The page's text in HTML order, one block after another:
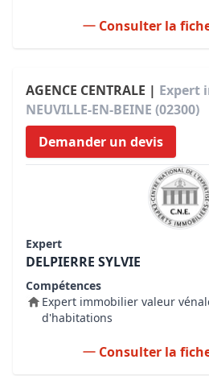
Consulter la
AGENCE CENTRALE | Expert
NEUVILLE-EN-BEINE (02300)
Demander un devis
Expert
DELPIERRE SYLVIE
Compétences
Expert immobilier valeur
d'habitations
Consulter la